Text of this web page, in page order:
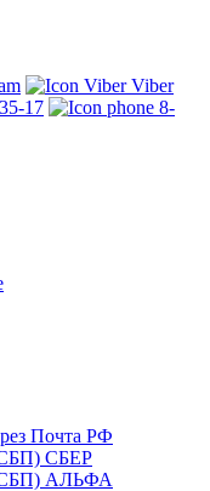
Viber
17
8-
Почта РФ
СБП) СБЕР
СБП) АЛЬФА